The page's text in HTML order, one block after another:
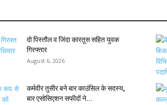
दो पिस्तौल व जिंदा कारतूस सहित युवक
गिरफ्तार
August 6, 2026
कर्मवीर तुसीर बने बार काउंसिल के सदस्य,
बार एसोसिएशन सफीदों ने...